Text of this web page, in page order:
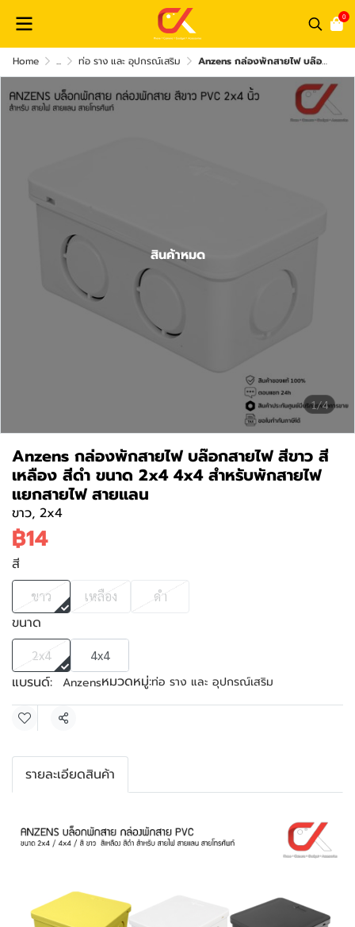
0
Home ... ท่อ ราง และ อุปกรณ์เสริม Anzens กล่องพักสายไฟ บล๊อกสายไฟ สีขาว สีเหลือง สีดำ ขนาด 2x4 4x4 สำหรับพักสายไฟ แยกสายไฟ สายแลน
1/4
สินค้าหมด
Anzens กล่องพักสายไฟ บล๊อกสายไฟ สีขาว สี
เหลือง สีดำ ขนาด 2x4 4x4 สำหรับพักสายไฟ
แยกสายไฟ สายแลน
ขาว, 2x4
฿14
สี
ขาว เหลือง ดำ
ขนาด
2x4 4x4
แบรนด์: Anzensหมวดหมู่:ท่อ ราง และ อุปกรณ์เสริม
แชร์
รายละเอียดสินค้า